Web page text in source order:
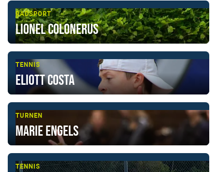
RADSPORT
Lionel Colonerus
TENNIS
Eliott Costa
TURNEN
Marie Engels
TENNIS